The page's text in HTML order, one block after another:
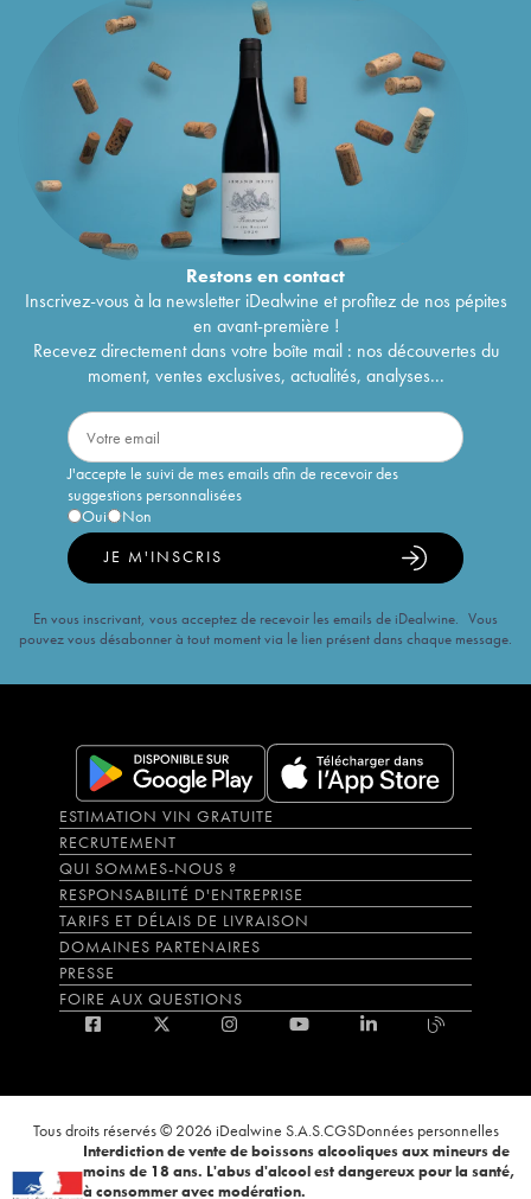
Restons encontact
Inscrivez-vous à la newsletter iDealwine et profitez de nos pépites
en avant-première !
Recevez directement dans votre boîte mail : nos découvertes du
moment, ventes exclusives, actualités, analyses...
J'accepte le suivi de mes emails afin de recevoir des
suggestions personnalisées
Oui
Non
JE M'INSCRIS
En vous inscrivant, vous acceptez de recevoir les emails de iDealwine. Vous
pouvez vous désabonner à tout moment via le lien présent dans chaque message.
ESTIMATION VIN GRATUITE
RECRUTEMENT
QUI SOMMES-NOUS ?
RESPONSABILITÉ D'ENTREPRISE
TARIFS ET DÉLAIS DE LIVRAISON
DOMAINES PARTENAIRES
PRESSE
FOIRE AUX QUESTIONS
Tous droits réservés © 2026 iDealwine S.A.S.CGSDonnées personnelles
Interdiction de vente de boissons alcooliques aux mineurs de
moins de 18 ans. L'abus d'alcool est dangereux pour la santé,
à consommer avec modération.